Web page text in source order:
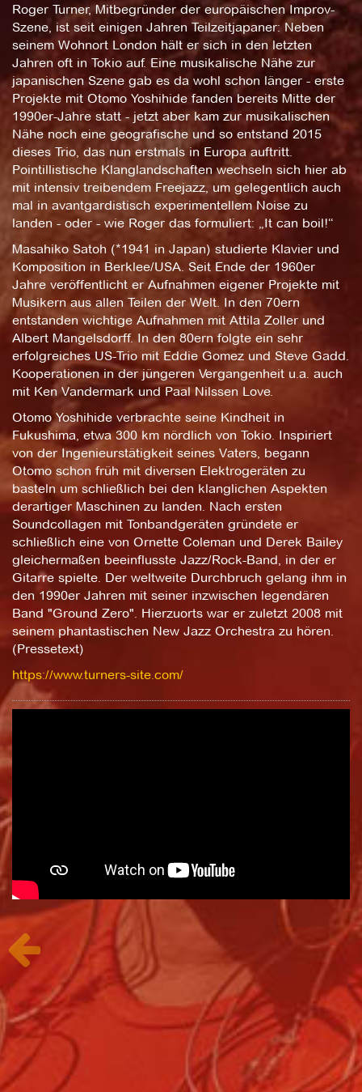
Roger Turner, Mitbegründer der europäischen Improv-
Szene, ist seit einigen Jahren Teilzeitjapaner: Neben
seinem Wohnort London hält er sich in den letzten
Jahren oft in Tokio auf. Eine musikalische Nähe zur
japanischen Szene gab es da wohl schon länger - erste
Projekte mit Otomo Yoshihide fanden bereits Mitte der
1990er-Jahre statt - jetzt aber kam zur musikalischen
Nähe noch eine geografische und so entstand 2015
dieses Trio, das nun erstmals in Europa auftritt.
Pointillistische Klanglandschaften wechseln sich hier ab
mit intensiv treibendem Freejazz, um gelegentlich auch
mal in avantgardistisch experimentellem Noise zu
landen - oder - wie Roger das formuliert: „It can boil!“
Masahiko Satoh (*1941 in Japan) studierte Klavier und
Komposition in Berklee/USA. Seit Ende der 1960er
Jahre veröffentlicht er Aufnahmen eigener Projekte mit
Musikern aus allen Teilen der Welt. In den 70ern
entstanden wichtige Aufnahmen mit Attila Zoller und
Albert Mangelsdorff. In den 80ern folgte ein sehr
erfolgreiches US-Trio mit Eddie Gomez und Steve Gadd.
Kooperationen in der jüngeren Vergangenheit u.a. auch
mit Ken Vandermark und Paal Nilssen Love.
Otomo Yoshihide verbrachte seine Kindheit in
Fukushima, etwa 300 km nördlich von Tokio. Inspiriert
von der Ingenieurstätigkeit seines Vaters, begann
Otomo schon früh mit diversen Elektrogeräten zu
basteln um schließlich bei den klanglichen Aspekten
derartiger Maschinen zu landen. Nach ersten
Soundcollagen mit Tonbandgeräten gründete er
schließlich eine von Ornette Coleman und Derek Bailey
gleichermaßen beeinflusste Jazz/Rock-Band, in der er
Gitarre spielte. Der weltweite Durchbruch gelang ihm in
den 1990er Jahren mit seiner inzwischen legendären
Band "Ground Zero". Hierzuorts war er zuletzt 2008 mit
seinem phantastischen New Jazz Orchestra zu hören.
(Pressetext)
https://www.turners-site.com/